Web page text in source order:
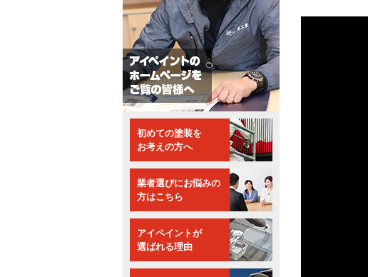
初めての塗装を
お考えの方へ
業者選びにお悩みの
方はこちら
アイペイントが
選ばれる理由